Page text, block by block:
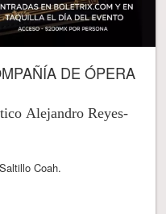
DE ÓPERA
Alejandro Reyes-
Coah.